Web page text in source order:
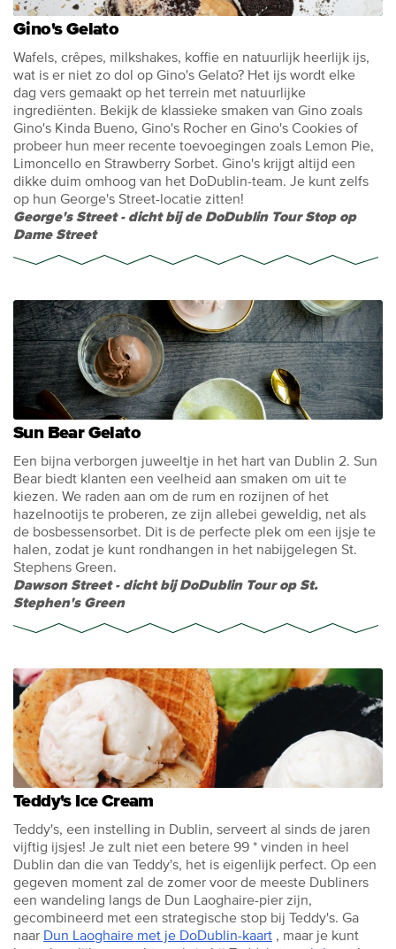
Gino's Gelato
Wafels, crêpes, milkshakes, koffie en natuurlijk heerlijk ijs,
wat is er niet zo dol op Gino's Gelato? Het ijs wordt elke
dag vers gemaakt op het terrein met natuurlijke
ingrediënten. Bekijk de klassieke smaken van Gino zoals
Gino's Kinda Bueno, Gino's Rocher en Gino's Cookies of
probeer hun meer recente toevoegingen zoals Lemon Pie,
Limoncello en Strawberry Sorbet. Gino's krijgt altijd een
dikke duim omhoog van het DoDublin-team. Je kunt zelfs
op hun George's Street-locatie zitten!
George's Street - dicht bij de DoDublin Tour Stop op
Dame Street
Sun Bear Gelato
Een bijna verborgen juweeltje in het hart van Dublin 2. Sun
Bear biedt klanten een veelheid aan smaken om uit te
kiezen. We raden aan om de rum en rozijnen of het
hazelnootijs te proberen, ze zijn allebei geweldig, net als
de bosbessensorbet. Dit is de perfecte plek om een ijsje te
halen, zodat je kunt rondhangen in het nabijgelegen St.
Stephens Green.
Dawson Street - dicht bij DoDublin Tour op St.
Stephen's Green
Teddy's Ice Cream
Teddy's, een instelling in Dublin, serveert al sinds de jaren
vijftig ijsjes! Je zult niet een betere 99 * vinden in heel
Dublin dan die van Teddy's, het is eigenlijk perfect. Op een
gegeven moment zal de zomer voor de meeste Dubliners
een wandeling langs de Dun Laoghaire-pier zijn,
gecombineerd met een strategische stop bij Teddy's. Ga
naar Dun Laoghaire met je DoDublin-kaart , maar je kunt